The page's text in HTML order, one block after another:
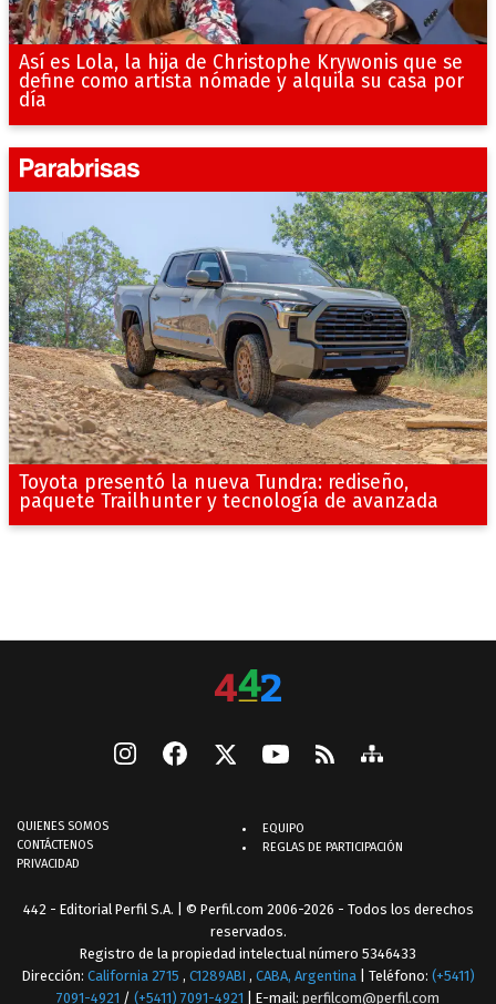
Así es Lola, la hija de Christophe Krywonis que se
define como artista nómade y alquila su casa por
día
Toyota presentó la nueva Tundra: rediseño,
paquete Trailhunter y tecnología de avanzada
QUIENES SOMOS
CONTÁCTENOS
PRIVACIDAD
EQUIPO
REGLAS DE PARTICIPACIÓN
442 - Editorial Perfil S.A. | © Perfil.com 2006-2026 - Todos los derechos
reservados.
Registro de la propiedad intelectual número 5346433
Dirección: California 2715 , C1289ABI , CABA, Argentina | Teléfono: (+5411)
7091-4921 / (+5411) 7091-4921 | E-mail: perfilcom@perfil.com